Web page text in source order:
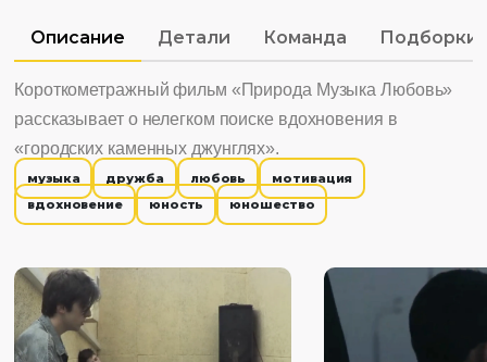
Описание Детали Команда Подборки
Короткометражный фильм «Природа Музыка Любовь»
рассказывает о нелегком поиске вдохновения в
«городских каменных джунглях».
музыка дружба любовь
мотивация
вдохновение
юность юношество